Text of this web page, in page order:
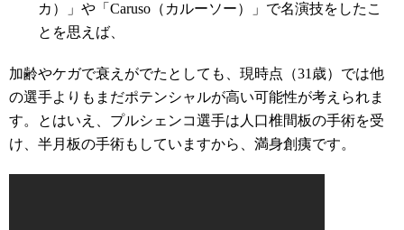
カ）」や「Caruso（カルーソー）」で名演技をしたこ
とを思えば、
加齢やケガで衰えがでたとしても、現時点（31歳）では他
の選手よりもまだポテンシャルが高い可能性が考えられま
す。とはいえ、プルシェンコ選手は人口椎間板の手術を受
け、半月板の手術もしていますから、満身創痍です。